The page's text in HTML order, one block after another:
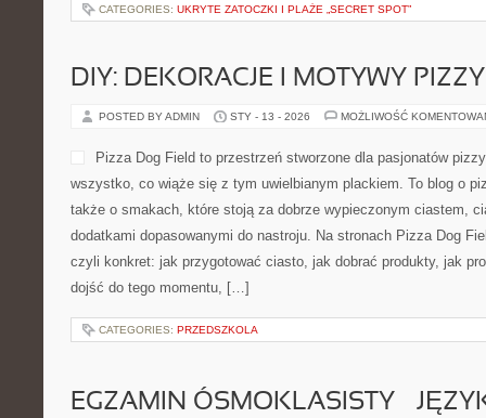
CATEGORIES: UKRYTE ZATOCZKI I PLAŻE „SECRET SPOT”
DIY: DEKORACJE I MOTYWY PIZZY
POSTED BY ADMIN STY - 13 - 2026 MOŻLIWOŚĆ
Pizza Dog Field to przestrzeń stworzone dla pasjonatów
wszystko, co wiąże się z tym uwielbianym plackiem. To blog o
także o smakach, które stoją za dobrze wypieczonym ciastem,
dodatkami dopasowanymi do nastroju. Na stronach Pizza Dog
czyli konkret: jak przygotować ciasto, jak dobrać produkty, jak
dojść do tego momentu, […]
CATEGORIES: PRZEDSZKOLA
EGZAMIN ÓSMOKLASISTY –